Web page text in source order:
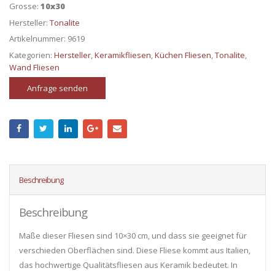
Grosse: 10x30
Hersteller: Tonalite
Artikelnummer: 9619
Kategorien: Hersteller,Keramikfliesen,Küchen Fliesen,Tonalite,
Wand Fliesen
Anfrage senden
Beschreibung
Beschreibung
Maße dieser Fliesen sind 10×30 cm, und dass sie geeignet für
verschieden Oberflächen sind. Diese Fliese kommt aus Italien,
das hochwertige Qualitätsfliesen aus Keramik bedeutet. In